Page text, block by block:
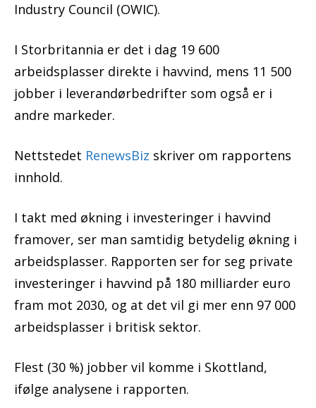
Industry Council (OWIC).
I Storbritannia er det i dag 19 600
arbeidsplasser direkte i havvind, mens 11 500
jobber i leverandørbedrifter som også er i
andre markeder.
Nettstedet RenewsBiz skriver om rapportens
innhold.
I takt med økning i investeringer i havvind
framover, ser man samtidig betydelig økning i
arbeidsplasser. Rapporten ser for seg private
investeringer i havvind på 180 milliarder euro
fram mot 2030, og at det vil gi mer enn 97 000
arbeidsplasser i britisk sektor.
Flest (30 %) jobber vil komme i Skottland,
ifølge analysene i rapporten.